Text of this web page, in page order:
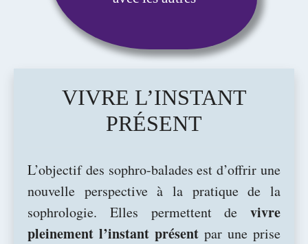
VIVRE L’INSTANT
PRÉSENT
L’objectif des sophro-balades est d’offrir une
nouvelle perspective à la pratique de la
sophrologie. Elles permettent de vivre
pleinement l’instant présent par une prise